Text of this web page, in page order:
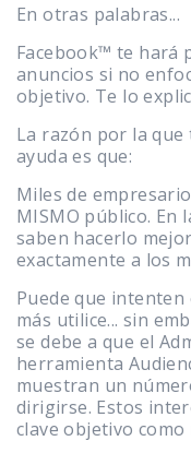
En otras palabras...
Facebook™ te hará
anuncios si no
objetivo. Te lo
La razón por la que
ayuda es que:
Miles de
MISMO público. En
saben hacerlo
exactamente a los
Puede que
más utilice... sin
se debe a que el
herramienta
muestran un
dirigirse. Estos
clave objetivo como